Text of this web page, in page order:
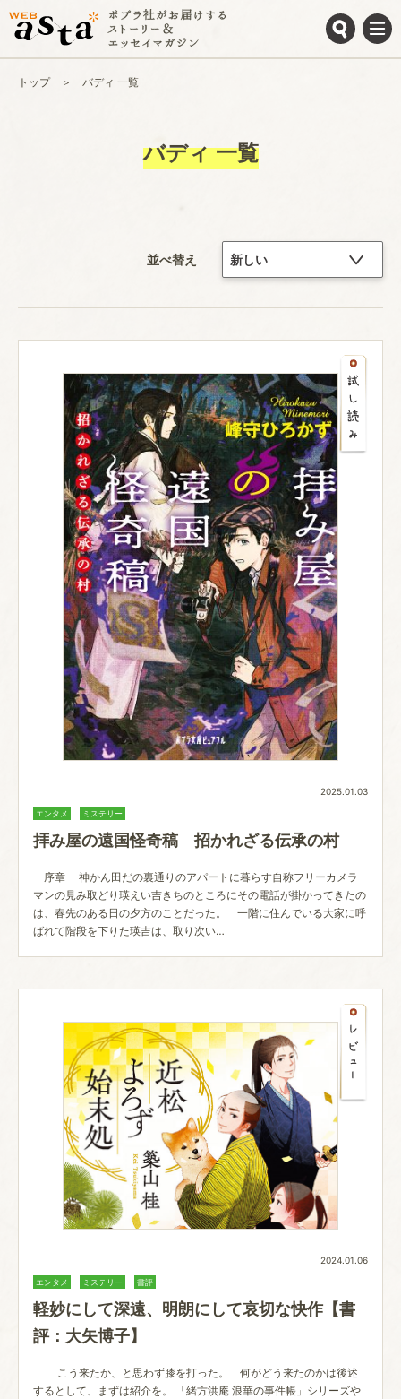
トップ バディ 一覧
バディ 一覧
並べ替え
2025.01.03
エンタメ ミステリー
拝み屋の遠国怪奇稿 招かれざる伝承の村
序章 神かん田だの裏通りのアパートに暮らす自称フリーカメラ
マンの見み取どり瑛えい吉きちのところにその電話が掛かってきたの
は、春先のある日の夕方のことだった。 一階に住んでいる大家に呼
ばれて階段を下りた瑛吉は、取り次い…
2024.01.06
エンタメ ミステリー 書評
軽妙にして深遠、明朗にして哀切な快作【書
評：大矢博子】
こう来たか、と思わず膝を打った。 何がどう来たのかは後述
するとして、まずは紹介を。 「緒方洪庵 浪華の事件帳」シリーズや